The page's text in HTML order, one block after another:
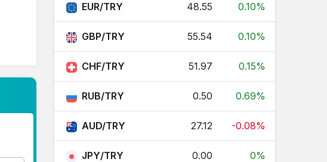
EUR/TRY 48.55 0.10%
GBP/TRY 55.54 0.10%
CHF/TRY 51.97 0.15%
RUB/TRY 0.50 0.69%
AUD/TRY 27.12 -0.08%
JPY/TRY 0.00 0%